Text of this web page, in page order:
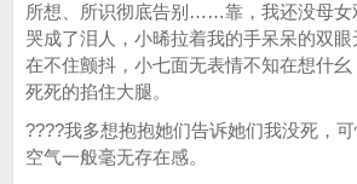
所想、所识彻底告别……靠，我还没母女
哭成了泪人，小晞拉着我的手呆呆的双
在不住颤抖，小七面无表情不知在想什
死死的掐住大腿。
????我多想抱抱她们告诉她们我没死，
空气一般毫无存在感。